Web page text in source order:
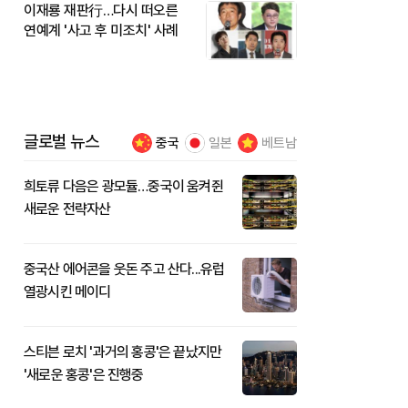
이재룡 재판行…다시 떠오른
연예계 '사고 후 미조치' 사례
글로벌 뉴스 중국 일본 베트남
희토류 다음은 광모듈…중국이 움켜쥔
새로운 전략자산
중국산 에어콘을 웃돈 주고 산다...유럽
열광시킨 메이디
스티븐 로치 '과거의 홍콩'은 끝났지만
'새로운 홍콩'은 진행중